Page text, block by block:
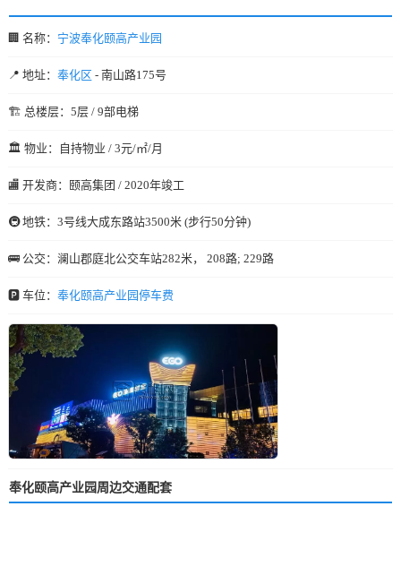
🏢 名称： 宁波奉化颐高产业园
📍 地址： 奉化区 - 南山路175号
🏗️ 总楼层：5层 / 9部电梯
🏛️ 物业：自持物业 / 3元/㎡/月
🏬 开发商：颐高集团 / 2020年竣工
🚇 地铁：3号线大成东路站3500米 (步行50分钟)
🚌 公交：澜山郡庭北公交车站282米， 208路; 229路
🅿️ 车位： 奉化颐高产业园停车费
奉化颐高产业园周边交通配套